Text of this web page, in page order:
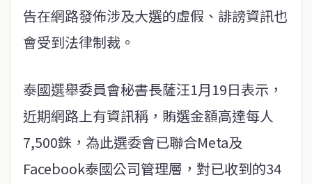
告在網路發佈涉及大選的虛假、誹謗資訊也
會受到法律制裁。
泰國選舉委員會秘書長薩汪1月19日表示，
近期網路上有資訊稱，賄選金額高達每人
7,500銖，為此選委會已聯合Meta及
Facebook泰國公司管理層，對已收到的34